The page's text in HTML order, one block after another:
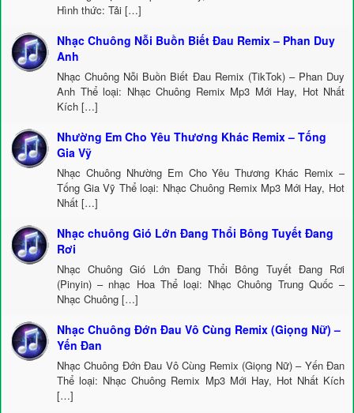
Hình thức: Tải […]
Nhạc Chuông Nỗi Buồn Biết Đau Remix – Phan Duy
Anh
Nhạc Chuông Nỗi Buồn Biết Đau Remix (TikTok) – Phan Duy
Anh Thể loại: Nhạc Chuông Remix Mp3 Mới Hay, Hot Nhất
Kích […]
Nhường Em Cho Yêu Thương Khác Remix – Tống
Gia Vỹ
Nhạc Chuông Nhường Em Cho Yêu Thương Khác Remix –
Tống Gia Vỹ Thể loại: Nhạc Chuông Remix Mp3 Mới Hay, Hot
Nhất […]
Nhạc chuông Gió Lớn Đang Thổi Bông Tuyết Đang
Rơi
Nhạc Chuông Gió Lớn Đang Thổi Bông Tuyết Đang Rơi
(Pinyin) – nhạc Hoa Thể loại: Nhạc Chuông Trung Quốc –
Nhạc Chuông […]
Nhạc Chuông Đớn Đau Vô Cùng Remix (Giọng Nữ) –
Yến Đan
Nhạc Chuông Đớn Đau Vô Cùng Remix (Giọng Nữ) – Yến Đan
Thể loại: Nhạc Chuông Remix Mp3 Mới Hay, Hot Nhất Kích
[…]